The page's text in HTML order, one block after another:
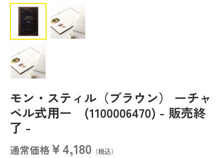
モン・スティル（ブラウン） ーチャ
ペル式用ー (1100006470) - 販売終
了 -
通常価格￥4,180 （税込）